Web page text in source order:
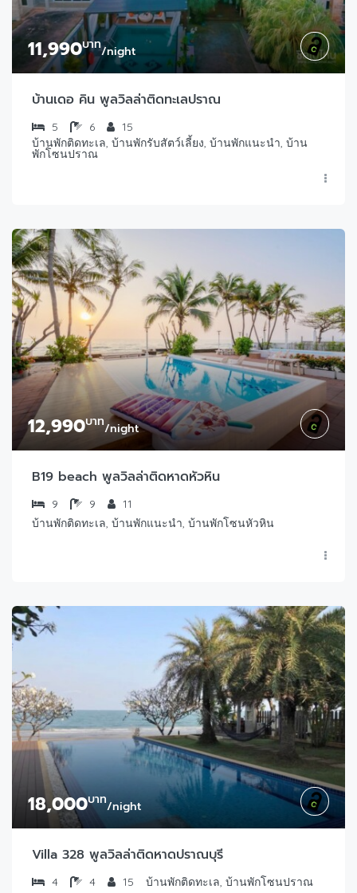
11,990บาท/night
บ้านเดอ คิน พูลวิลล่าติดทะเลปราณ
5 6
15
บ้านพักติดทะเล, บ้านพักรับสัตว์เลี้ยง, บ้านพักแนะนำ, บ้าน
พักโซนปราณ
12,990บาท/night
B19 beach พูลวิลล่าติดหาดหัวหิน
9 9
11
บ้านพักติดทะเล, บ้านพักแนะนำ, บ้านพักโซนหัวหิน
18,000บาท/night
Villa 328 พูลวิลล่าติดหาดปราณบุรี
4 4 15 บ้านพักติดทะเล, บ้านพักโซนปราณ